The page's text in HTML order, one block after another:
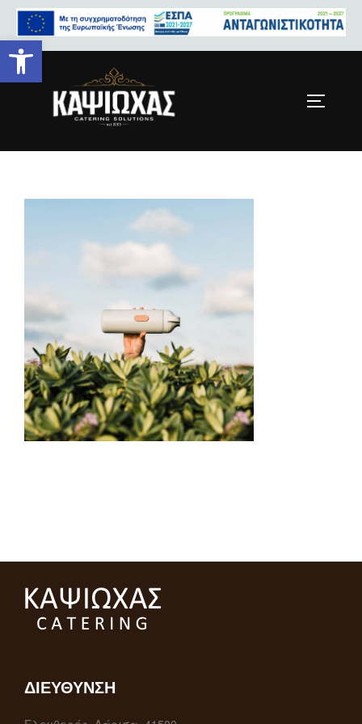
HomePage-Footer.jpg
ΔΙΕΎΘΥΝΣΗ
Ανοίξτε τη γραμμή εργαλείων